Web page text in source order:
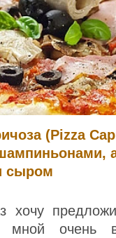
(Pizza
сыром
хочу
мной очень